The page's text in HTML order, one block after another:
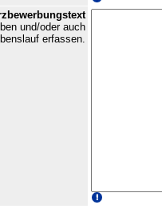
und/oder auch
erfassen.